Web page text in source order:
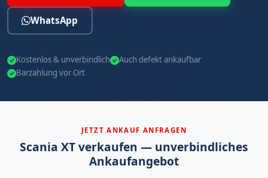
WhatsApp
Kostenlos & unverbindlich
Auch defekt ankaufbar
Barzahlung vor Ort
JETZT ANKAUF ANFRAGEN
Scania XT verkaufen — unverbindliches
Ankaufangebot